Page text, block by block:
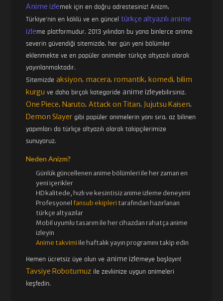
Anime izlemek için en doğru adrestesiniz! Anizm,
Türkiye'nin en köklü ve en günceltürkçe altyazılı anime
izleme platformudur. 2013 yılından bu yana binlerce anime
severin güvendiği sitemizde, her gün yeni bölümler
eklenmekte ve en popüler animeler türkçe altyazılı olarak
yayınlanmaktadır.
Sitemizdeaksiyon, macera,romantik, komedi, bilim
kurgu ve daha birçok kategoride anime izleyebilirsiniz.
One Piece, Naruto,Attack on Titan, Jujutsu Kaisen,
Demon Slayer gibi popüler animelerin yanı sıra, az bilinen
yapımları da türkçe altyazılı olarak takipçilerimize
sunuyoruz.
Neden Anizm?
Günlük güncellenen anime bölümleri ile her zaman en
yeni içerikler
HD kalitede, hızlı ve kesintisiz anime izleme deneyimi
Profesyonelfansub ekipleri tarafından hazırlanan
türkçe altyazılar
Mobil uyumlu tasarım ile her cihazdan rahatça anime
izleyin
Anime takvimi ile haftalık yayın programını takip edin
Hemen ücretsiz üye olun ve anime izlemeye başlayın!
Tavsiye Robotumuz ile zevkinize uygun animeleri
keşfedin.